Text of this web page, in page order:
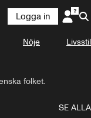
Logga in
Nöje Livsstil
folket.
SE ALLA